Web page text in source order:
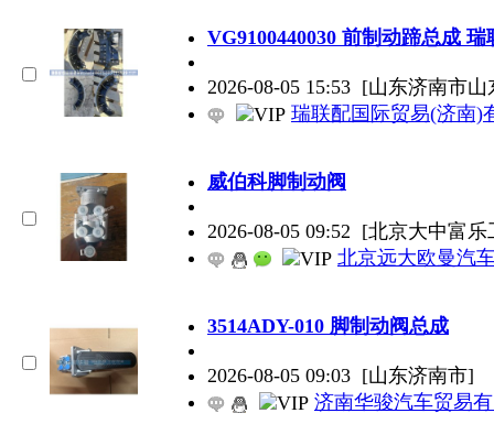
VG9100440030 前制动蹄总成
2026-08-05 15:53 [山东济南市
瑞联配国际贸易(济南)
威伯科脚制动阀
2026-08-05 09:52 [北京大中富乐
北京远大欧曼汽
3514ADY-010 脚制动阀总成
2026-08-05 09:03 [山东济南市]
济南华骏汽车贸易